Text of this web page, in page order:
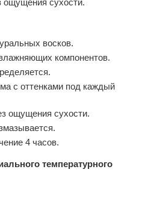
восков.
компонентов.
с оттенками под каждый
ощущения сухости.
4 часов.
температурного